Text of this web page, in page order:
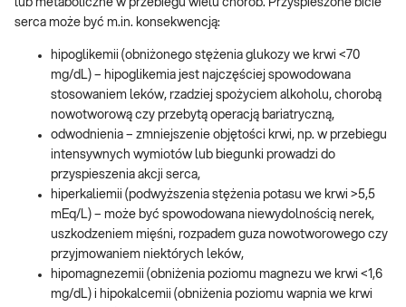
lub metaboliczne w przebiegu wielu chorób. Przyspieszone bicie
serca może być m.in. konsekwencją:
hipoglikemii (obniżonego stężenia glukozy we krwi <70
mg/dL) – hipoglikemia jest najczęściej spowodowana
stosowaniem leków, rzadziej spożyciem alkoholu, chorobą
nowotworową czy przebytą operacją bariatryczną,
odwodnienia – zmniejszenie objętości krwi, np. w przebiegu
intensywnych wymiotów lub biegunki prowadzi do
przyspieszenia akcji serca,
hiperkaliemii (podwyższenia stężenia potasu we krwi >5,5
mEq/L) – może być spowodowana niewydolnością nerek,
uszkodzeniem mięśni, rozpadem guza nowotworowego czy
przyjmowaniem niektórych leków,
hipomagnezemii (obniżenia poziomu magnezu we krwi <1,6
mg/dL) i hipokalcemii (obniżenia poziomu wapnia we krwi